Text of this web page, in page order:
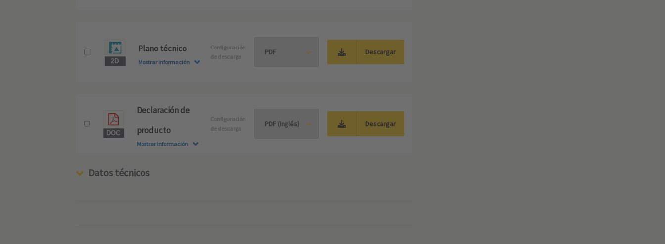
Plano técnico
Mostrar información
Configuración
de descarga
Descargar
Declaración de
producto
Mostrar información
Configuración
de descarga
Descargar
Datos técnicos